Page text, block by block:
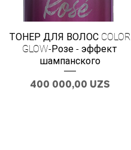
ТОНЕР ДЛЯ ВОЛОС COLOR
GLOW-Розе - эффект
шампанского
Цена
400 000,00 UZS